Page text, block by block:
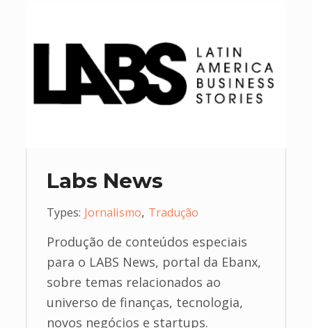
Labs News
Types: Jornalismo, Tradução
Produção de conteúdos especiais
para o LABS News, portal da Ebanx,
sobre temas relacionados ao
universo de finanças, tecnologia,
novos negócios e startups.